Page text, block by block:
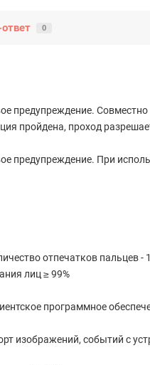
0
предупреждение.
пройдена, проход
предупреждение. При
отпечатков пальцев
лиц ≥ 99%
программное
изображений, событий с